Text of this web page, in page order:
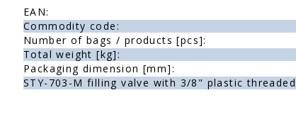
EAN:
Commodity code:
Number of bags / products [pcs]:
Total weight [kg]:
Packaging dimension [mm]:
STY-703-M filling valve with 3/8" plastic